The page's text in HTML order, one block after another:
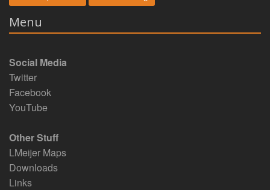
Menu
Social Media
Twitter
Facebook
YouTube
Other Stuff
LMeijer Maps
Downloads
Links